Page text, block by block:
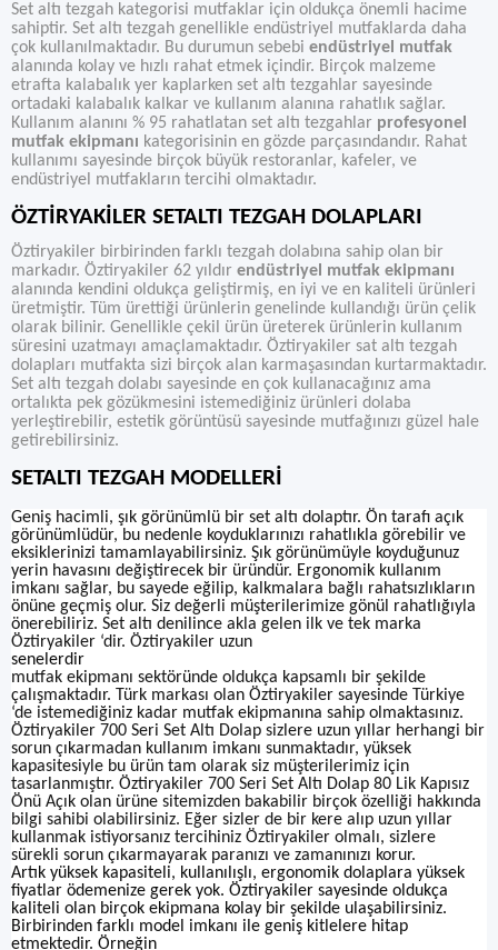
Set altı tezgah kategorisi mutfaklar için oldukça önemli hacime
sahiptir. Set altı tezgah genellikle endüstriyel mutfaklarda daha
çok kullanılmaktadır. Bu durumun sebebi endüstriyel mutfak
alanında kolay ve hızlı rahat etmek içindir. Birçok malzeme
etrafta kalabalık yer kaplarken set altı tezgahlar sayesinde
ortadaki kalabalık kalkar ve kullanım alanına rahatlık sağlar.
Kullanım alanını % 95 rahatlatan set altı tezgahlar profesyonel
mutfak ekipmanı kategorisinin en gözde parçasındandır. Rahat
kullanımı sayesinde birçok büyük restoranlar, kafeler, ve
endüstriyel mutfakların tercihi olmaktadır.
ÖZTİRYAKİLER SETALTI TEZGAH DOLAPLARI
Öztiryakiler birbirinden farklı tezgah dolabına sahip olan bir
markadır. Öztiryakiler 62 yıldır endüstriyel mutfak ekipmanı
alanında kendini oldukça geliştirmiş, en iyi ve en kaliteli ürünleri
üretmiştir. Tüm ürettiği ürünlerin genelinde kullandığı ürün çelik
olarak bilinir. Genellikle çekil ürün üreterek ürünlerin kullanım
süresini uzatmayı amaçlamaktadır. Öztiryakiler sat altı tezgah
dolapları mutfakta sizi birçok alan karmaşasından kurtarmaktadır.
Set altı tezgah dolabı sayesinde en çok kullanacağınız ama
ortalıkta pek gözükmesini istemediğiniz ürünleri dolaba
yerleştirebilir, estetik görüntüsü sayesinde mutfağınızı güzel hale
getirebilirsiniz.
SETALTI TEZGAH MODELLERİ
Geniş hacimli, şık görünümlü bir set altı dolaptır. Ön tarafı açık
görünümlüdür, bu nedenle koyduklarınızı rahatlıkla görebilir ve
eksiklerinizi tamamlayabilirsiniz. Şık görünümüyle koyduğunuz
yerin havasını değiştirecek bir üründür. Ergonomik kullanım
imkanı sağlar, bu sayede eğilip, kalkmalara bağlı rahatsızlıkların
önüne geçmiş olur. Siz değerli müşterilerimize gönül rahatlığıyla
önerebiliriz. Set altı denilince akla gelen ilk ve tek marka
Öztiryakiler ‘dir. Öztiryakiler uzun
senelerdir
mutfak ekipmanı sektöründe oldukça kapsamlı bir şekilde
çalışmaktadır. Türk markası olan Öztiryakiler sayesinde Türkiye
‘de istemediğiniz kadar mutfak ekipmanına sahip olmaktasınız.
Öztiryakiler 700 Seri Set Altı Dolap sizlere uzun yıllar herhangi bir
sorun çıkarmadan kullanım imkanı sunmaktadır, yüksek
kapasitesiyle bu ürün tam olarak siz müşterilerimiz için
tasarlanmıştır. Öztiryakiler 700 Seri Set Altı Dolap 80 Lik Kapısız
Önü Açık olan ürüne sitemizden bakabilir birçok özelliği hakkında
bilgi sahibi olabilirsiniz. Eğer sizler de bir kere alıp uzun yıllar
kullanmak istiyorsanız tercihiniz Öztiryakiler olmalı, sizlere
sürekli sorun çıkarmayarak paranızı ve zamanınızı korur.
Artık yüksek kapasiteli, kullanılışlı, ergonomik dolaplara yüksek
fiyatlar ödemenize gerek yok. Öztiryakiler sayesinde oldukça
kaliteli olan birçok ekipmana kolay bir şekilde ulaşabilirsiniz.
Birbirinden farklı model imkanı ile geniş kitlelere hitap
etmektedir. Örneğin